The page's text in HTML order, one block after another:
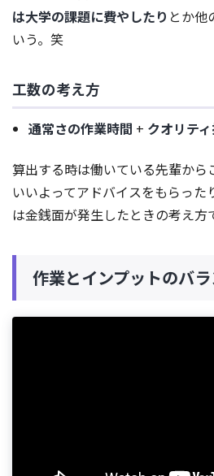
は大学の課題に費やしたり とか他
いう。笑
工数の考え方
通常さの作業時間 + クオリテ
算出する時は働いている先輩から
いいよってアドバイスをもらっ
は金銭面が発生したときの考え方
作業とインプットのバ